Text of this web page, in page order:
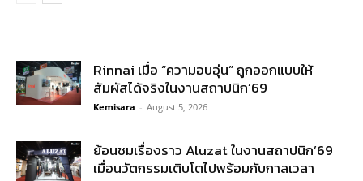
Rinnai เมื่อ “ความอบอุ่น” ถูกออกแบบให้
สัมผัสได้จริงในงานสถาปนิก’69
Kemisara - August 5, 2026
ย้อนชมเรื่องราว Aluzat ในงานสถาปนิก’69
เมื่อนวัตกรรมเติบโตไปพร้อมกับกาลเวลา